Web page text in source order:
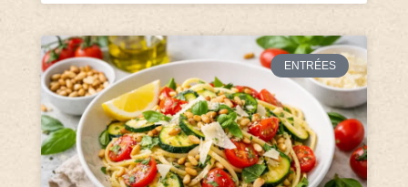
ENTRÉES